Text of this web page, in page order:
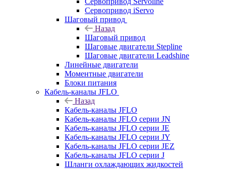
Сервопривод iServo
Шаговый привод
Назад
Шаговый привод
Шаговые двигатели Stepline
Шаговые двигатели Leadshine
Линейные двигатели
Моментные двигатели
Блоки питания
Кабель-каналы JFLO
Назад
Кабель-каналы JFLO
Кабель-каналы JFLO серии JN
Кабель-каналы JFLO серии JE
Кабель-каналы JFLO серии JY
Кабель-каналы JFLO серии JEZ
Кабель-каналы JFLO серии J
Шланги охлаждающих жидкостей